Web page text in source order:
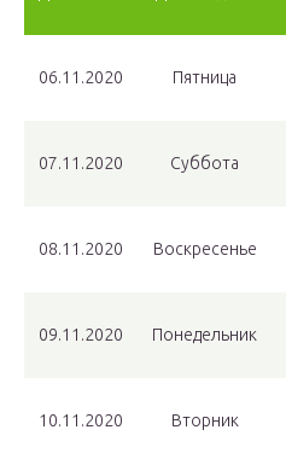
06.11.2020 Пятница
07.11.2020 Суббота
08.11.2020 Воскресенье
09.11.2020 Понедельник
10.11.2020 Вторник